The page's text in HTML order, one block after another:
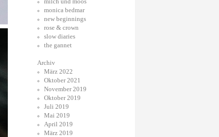
monica bedmar
new beginnings
rose & crown
slow diaries
the gannet
Archiv
März 2022
Oktober 2021
November 2019
Oktober 2019
Juli 2019
Mai 2019
April 2019
März 2019